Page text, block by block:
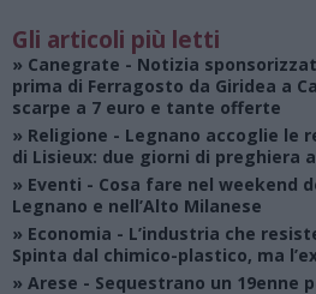
Gli articoli più letti
» Canegrate - Notizia
prima di Ferragosto da Giridea a
scarpe a 7 euro e tante offerte
» Religione - Legnano accoglie le
di Lisieux: due giorni di preghiera
» Eventi - Cosa fare nel weekend
Legnano e nell’Alto Milanese
» Economia - L’industria che
Spinta dal chimico-plastico, ma
» Arese - Sequestrano un 19enne